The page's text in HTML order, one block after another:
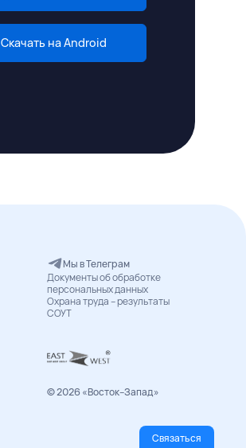
Скачать на Android
Мы в Телеграм
Документы об обработке
персональных данных
Охрана труда – результаты
СОУТ
© 2026 «Восток–Запад»
Связаться